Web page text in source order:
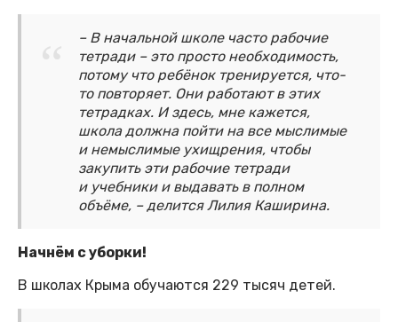
– В начальной школе часто рабочие
тетради – это просто необходимость,
потому что ребёнок тренируется, что-
то повторяет. Они работают в этих
тетрадках. И здесь, мне кажется,
школа должна пойти на все мыслимые
и немыслимые ухищрения, чтобы
закупить эти рабочие тетради
и учебники и выдавать в полном
объёме, – делится Лилия Каширина.
Начнём с уборки!
В школах Крыма обучаются 229 тысяч детей.